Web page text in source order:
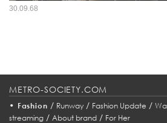
คอลเลคชั่นผู้ชาย Fall-Winter 2025 ภายใต้ชื่อ
30.09.68
METRO-SOCIETY.COM
• Fashion / Runway/ Fashion Update /
streaming / About brand / For Her